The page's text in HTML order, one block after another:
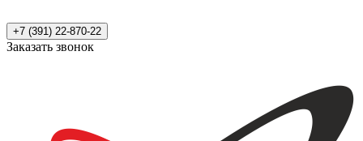
+7 (391) 22-870-22
Заказать звонок